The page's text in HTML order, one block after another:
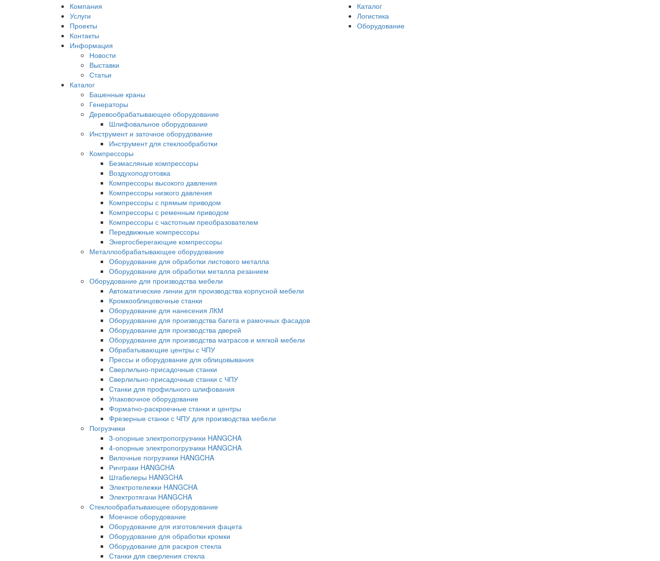
Компания
Услуги
Проекты
Контакты
Информация
Новости
Выставки
Статьи
Каталог
Башенные краны
Генераторы
Деревообрабатывающее оборудование
Шлифовальное оборудование
Инструмент и заточное оборудование
Инструмент для стеклообработки
Компрессоры
Безмасляные компрессоры
Воздухоподготовка
Компрессоры высокого давления
Компрессоры низкого давления
Компрессоры с прямым приводом
Компрессоры с ременным приводом
Компрессоры с частотным преобразователем
Передвижные компрессоры
Энергосберегающие компрессоры
Металлообрабатывающее оборудование
Оборудование для обработки листового металла
Оборудование для обработки металла резанием
Оборудование для производства мебели
Автоматические линии для производства корпусной мебели
Кромкооблицовочные станки
Оборудование для нанесения ЛКМ
Оборудование для производства багета и рамочных фасадов
Оборудование для производства дверей
Оборудование для производства матрасов и мягкой мебели
Обрабатывающие центры с ЧПУ
Прессы и оборудование для облицовывания
Сверлильно-присадочные станки
Сверлильно-присадочные станки с ЧПУ
Станки для профильного шлифования
Упаковочное оборудование
Форматно-раскроечные станки и центры
Фрезерные станки с ЧПУ для производства мебели
Погрузчики
3-опорные электропогрузчики HANGCHA
4-опорные электропогрузчики HANGCHA
Вилочные погрузчики HANGCHA
Ричтраки HANGCHA
Штабелеры HANGCHA
Электротележки HANGCHA
Электротягачи HANGCHA
Стеклообрабатывающее оборудование
Моечное оборудование
Оборудование для изготовления фацета
Оборудование для обработки кромки
Оборудование для раскроя стекла
Станки для сверления стекла
Каталог
Логистика
Оборудование